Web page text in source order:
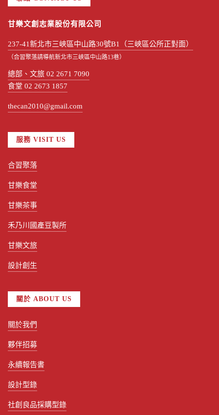
甘樂文創志業股份有限公司
237-41新北市三峽區中山路30號B1（三峽區公所正對面）
（合習聚落請導航新北市三峽區中山路13巷）
總部、文旅 02 2671 7090
食堂 02 2673 1857
thecan2010@gmail.com
服務 VISIT US
合習聚落
甘樂食堂
甘樂茶事
禾乃川國產豆製所
甘樂文旅
設計創生
關於 ABOUT US
關於我們
夥伴招募
永續報告書
設計型錄
社創良品採購型錄